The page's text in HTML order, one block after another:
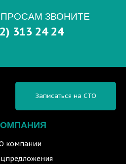
ЗВОНИТЕ
313 24 24
компании
Записаться на СТО